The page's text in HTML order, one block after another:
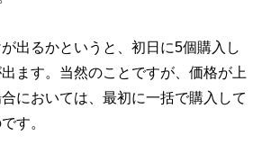
出るかというと、初日に5個購入し
ます。当然のことですが、価格が上
においては、最初に一括で購入して
す。